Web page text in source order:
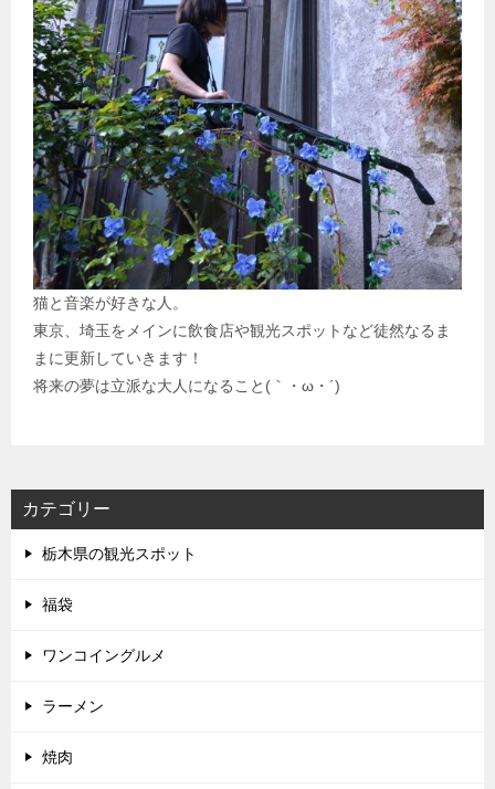
猫と音楽が好きな人。
東京、埼玉をメインに飲食店や観光スポットなど徒然なるま
まに更新していきます！
将来の夢は立派な大人になること(｀・ω・´)
カテゴリー
栃木県の観光スポット
福袋
ワンコイングルメ
ラーメン
焼肉